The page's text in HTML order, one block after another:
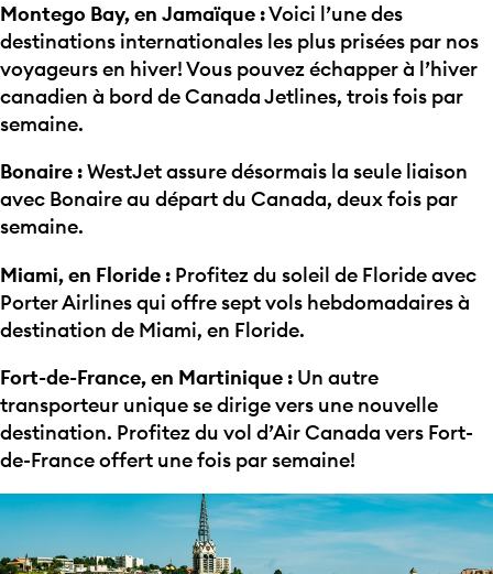
Montego Bay, en Jamaïque :Voici l’une des
destinations internationales les plus prisées par nos
voyageurs en hiver! Vous pouvez échapper à l’hiver
canadien à bord de Canada Jetlines, trois fois par
semaine.
Bonaire :WestJet assure désormais la seule liaison
avec Bonaire au départ du Canada, deux fois par
semaine.
Miami, en Floride : Profitez du soleil de Floride avec
Porter Airlines qui offre sept vols hebdomadaires à
destination de Miami, en Floride.
Fort-de-France, en Martinique : Un autre
transporteur unique se dirige vers une nouvelle
destination. Profitez du vol d’Air Canada vers Fort-
de-France offert une fois par semaine!